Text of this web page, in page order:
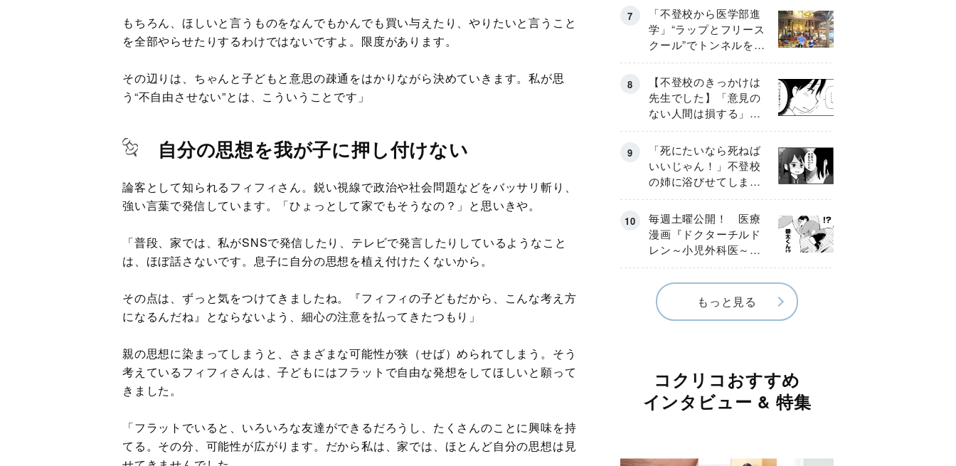
もちろん、ほしいと言うものをなんでもかんでも買い与えたり、やりたいと言うこと
を全部やらせたりするわけではないですよ。限度があります。
その辺りは、ちゃんと子どもと意思の疎通をはかりながら決めていきます。私が思
う“不自由させない”とは、こういうことです」
自分の思想を我が子に押し付けない
論客として知られるフィフィさん。鋭い視線で政治や社会問題などをバッサリ斬り、
強い言葉で発信しています。「ひょっとして家でもそうなの？」と思いきや。
「普段、家では、私がSNSで発信したり、テレビで発言したりしているようなこと
は、ほぼ話さないです。息子に自分の思想を植え付けたくないから。
その点は、ずっと気をつけてきましたね。『フィフィの子どもだから、こんな考え方
になるんだね』とならないよう、細心の注意を払ってきたつもり」
親の思想に染まってしまうと、さまざまな可能性が狭（せば）められてしまう。そう
考えているフィフィさんは、子どもにはフラットで自由な発想をしてほしいと願って
きました。
「フラットでいると、いろいろな友達ができるだろうし、たくさんのことに興味を持
てる。その分、可能性が広がります。だから私は、家では、ほとんど自分の思想は見
「不登校から医学部進
学」“ラップとフリース
クール”でトンネルを脱
して高校受験へ〔元野
球少年の実話〕
【不登校のきっかけは
先生でした】「意見の
ない人間は損する」担
任の一言が苦しみに…
《第１話》
「死にたいなら死ねば
いいじゃん！」不登校
の姉に浴びせてしまっ
た言葉【番外編・後
編】
毎週土曜公開！ 医療
漫画『ドクターチルド
レン～小児外科医～』
【Episode.４】
もっと見る
コクリコおすすめ
インタビュー & 特集